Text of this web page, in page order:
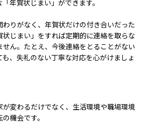
年賀状じまい」ができます。
りがなく、年賀状だけの付き合いだった
じまい」をすれば定期的に連絡を取らな
せん。たとえ、今後連絡をとることがない
、失礼のない丁寧な対応を心がけましょ
が変わるだけでなく、生活環境や職場環境
機会です。